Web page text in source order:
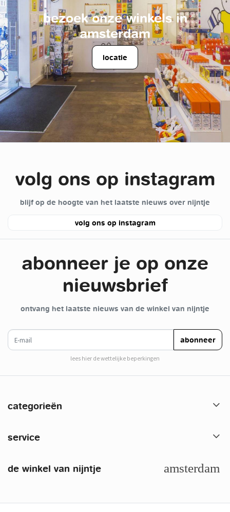
bezoek onze winkels in
amsterdam
locatie
volg ons op instagram
blijf op de hoogte van het laatste nieuws over nijntje
volg ons op instagram
abonneer je op onze
nieuwsbrief
ontvang het laatste nieuws van de winkel van nijntje
e-mail
abonneer
lees hier de wettelijke beperkingen
categorieën
service
de winkel van nijntje